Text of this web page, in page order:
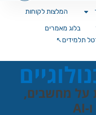
המלצות לקוחות
בלוג מאמרים
מחשבים,